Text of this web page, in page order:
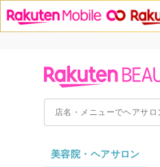
美容院・ヘアサロン